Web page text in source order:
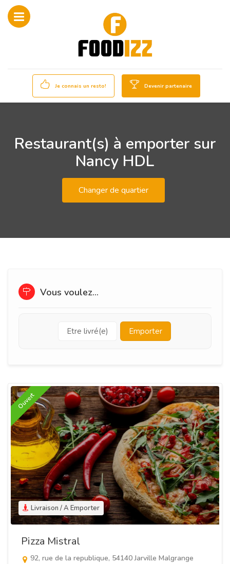
Je connais un resto! Devenir partenaire
Restaurant(s) à emporter sur
Nancy HDL
Changer de quartier
Vous voulez...
Etre livré(e) Emporter
Livraison / A Emporter
Ouvert
Pizza Mistral
92, rue de la republique, 54140 Jarville Malgrange